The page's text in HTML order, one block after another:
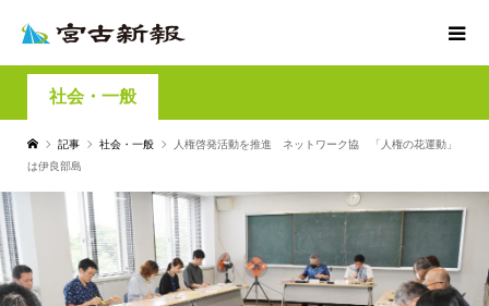
社会・一般
記事 社会・一般
人権啓発活動を推進 ネットワーク協 「人権の花運動」
は伊良部島